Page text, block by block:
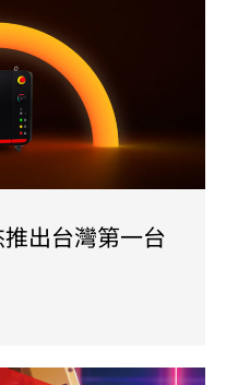
出台灣第一台